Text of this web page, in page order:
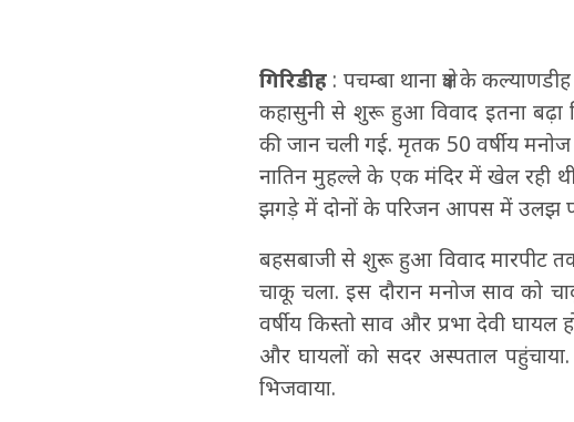
गिरिडीह : पचम्बा थाना क्षेत्र के
कहासुनी से शुरू हुआ विवाद इतना
की जान चली गई. मृतक 50 वर्षीय
नातिन मुहल्ले के एक मंदिर में खेल रही
झगड़े में दोनों के परिजन आपस में उलझ
बहसबाजी से शुरू हुआ विवाद मारपीट
चाकू चला. इस दौरान मनोज साव को
वर्षीय किस्तो साव और प्रभा देवी
और घायलों को सदर अस्पताल
भिजवाया.